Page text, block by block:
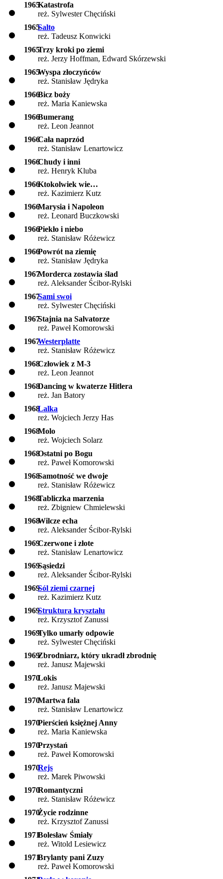
1965Katastrofa
reż. Sylwester Chęciński
1965Salto
reż. Tadeusz Konwicki
1965Trzy kroki po ziemi
reż. Jerzy Hoffman, Edward Skórzewski
1965Wyspa złoczyńców
reż. Stanisław Jędryka
1966Bicz boży
reż. Maria Kaniewska
1966Bumerang
reż. Leon Jeannot
1966Cała naprzód
reż. Stanisław Lenartowicz
1966Chudy i inni
reż. Henryk Kluba
1966Ktokolwiek wie…
reż. Kazimierz Kutz
1966Marysia i Napoleon
reż. Leonard Buczkowski
1966Piekło i niebo
reż. Stanisław Różewicz
1966Powrót na ziemię
reż. Stanisław Jędryka
1967Morderca zostawia ślad
reż. Aleksander Ścibor-Rylski
1967Sami swoi
reż. Sylwester Chęciński
1967Stajnia na Salvatorze
reż. Paweł Komorowski
1967Westerplatte
reż. Stanisław Różewicz
1968Człowiek z M-3
reż. Leon Jeannot
1968Dancing w kwaterze Hitlera
reż. Jan Batory
1968Lalka
reż. Wojciech Jerzy Has
1968Molo
reż. Wojciech Solarz
1968Ostatni po Bogu
reż. Paweł Komorowski
1968Samotność we dwoje
reż. Stanisław Różewicz
1968Tabliczka marzenia
reż. Zbigniew Chmielewski
1968Wilcze echa
reż. Aleksander Ścibor-Rylski
1969Czerwone i złote
reż. Stanisław Lenartowicz
1969Sąsiedzi
reż. Aleksander Ścibor-Rylski
1969Sól ziemi czarnej
reż. Kazimierz Kutz
1969Struktura kryształu
reż. Krzysztof Zanussi
1969Tylko umarły odpowie
reż. Sylwester Chęciński
1969Zbrodniarz, który ukradł zbrodnię
reż. Janusz Majewski
1970Lokis
reż. Janusz Majewski
1970Martwa fala
reż. Stanisław Lenartowicz
1970Pierścień księżnej Anny
reż. Maria Kaniewska
1970Przystań
reż. Paweł Komorowski
1970Rejs
reż. Marek Piwowski
1970Romantyczni
reż. Stanisław Różewicz
1970Życie rodzinne
reż. Krzysztof Zanussi
1971Bolesław Śmiały
reż. Witold Lesiewicz
1971Brylanty pani Zuzy
reż. Paweł Komorowski